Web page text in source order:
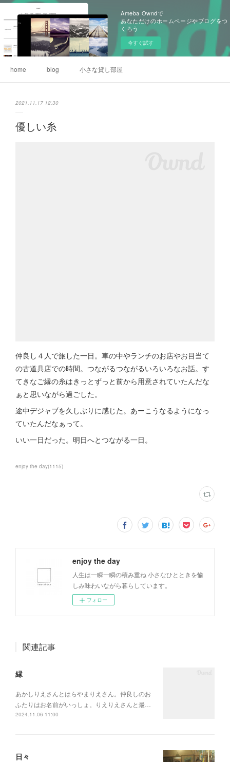
Ameba Owndで
あなただけのホームページやブログをつ
くろう
今すぐ試す
home blog 小さな貸し部屋
2021.11.17 12:30
優しい糸
仲良し４人で旅した一日。車の中やランチのお店やお目当て
の古道具店での時間。つながるつながるいろいろなお話。す
てきなご縁の糸はきっとずっと前から用意されていたんだな
ぁと思いながら過ごした。
途中デジャブを久しぶりに感じた。あーこうなるようになっ
ていたんだなぁって。
いい一日だった。明日へとつながる一日。
enjoy the day(1115)
enjoy the day
人生は一瞬一瞬の積み重ね 小さなひとときを愉
しみ味わいながら暮らしています。
フォロー
関連記事
縁
あかしりえさんとはらやまりえさん。仲良しのお
ふたりはお名前がいっしょ。りえりえさんと最…
2024.11.06 11:00
日々